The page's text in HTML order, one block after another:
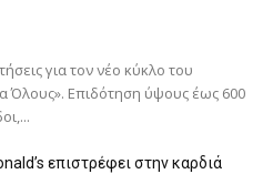
για τον νέο κύκλο του
Όλους». Επιδότηση ύψους έως 600
επιστρέφει στην καρδιά